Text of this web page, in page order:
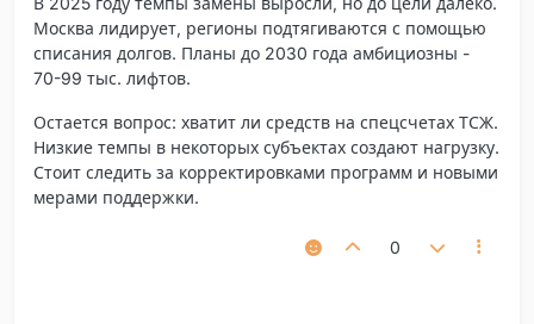
Москва лидирует, регионы подтягиваются с помощью
списания долгов. Планы до 2030 года амбициозны -
70-99 тыс. лифтов.
Остается вопрос: хватит ли средств на спецсчетах ТСЖ.
Низкие темпы в некоторых субъектах создают нагрузку.
Стоит следить за корректировками программ и новыми
мерами поддержки.
0